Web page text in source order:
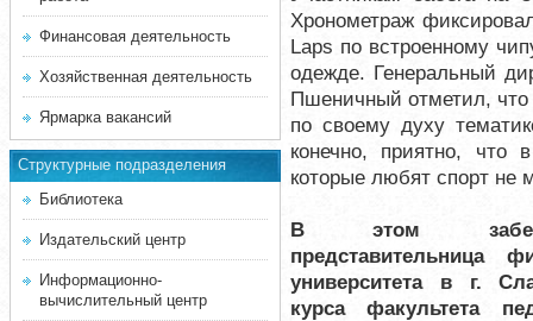
Финансовая деятельность
Хозяйственная деятельность
Ярмарка вакансий
Структурные подразделения
Библиотека
Издательский центр
Информационно-
вычислительный центр
Хронометраж
Laps по встроенному
одежде. Генеральный
Пшеничный отметил, что
по своему духу
конечно, приятно, что
которые любят спорт не
В этом
представительница
университета в г.
курса факультета